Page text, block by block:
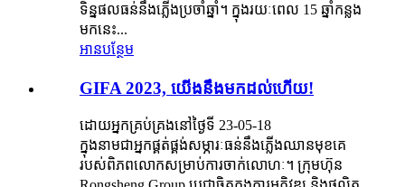
ទិន្នផលធន់នឹងភ្លើងប្រចាំឆ្នាំ។ ក្នុងរយៈពេល 15 ឆ្នាំកន្លង
មកនេះ...
អានបន្ថែម
GIFA 2023, យើងនឹងមកដល់ហើយ!
ដោយអ្នកគ្រប់គ្រងនៅថ្ងៃទី 23-05-18
ក្នុងនាមជាអ្នកផ្គត់ផ្គង់សម្ភារៈធន់នឹងភ្លើងឈានមុខគេ
របស់ពិភពលោកសម្រាប់ការចាក់លោហៈ។ ក្រុមហ៊ុន